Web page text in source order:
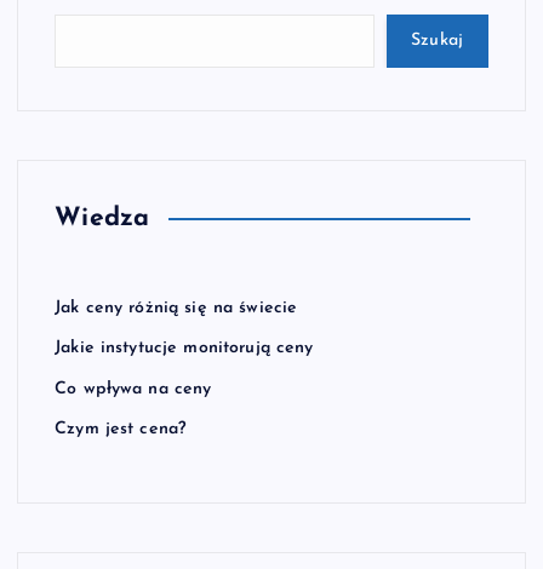
Szukaj
Wiedza
Jak ceny różnią się na świecie
Jakie instytucje monitorują ceny
Co wpływa na ceny
Czym jest cena?